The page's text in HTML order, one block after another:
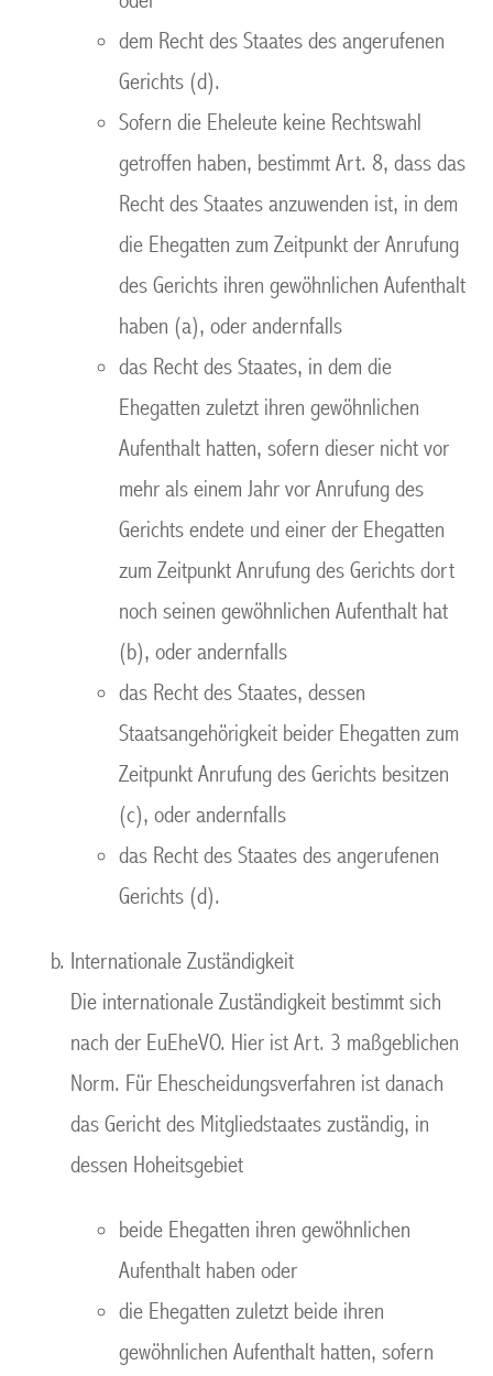
dem Recht des Staates des angerufenen
Gerichts (d).
Sofern die Eheleute keine Rechtswahl
getroffen haben, bestimmt Art. 8, dass das
Recht des Staates anzuwenden ist, in dem
die Ehegatten zum Zeitpunkt der Anrufung
des Gerichts ihren gewöhnlichen Aufenthalt
haben (a), oder andernfalls
das Recht des Staates, in dem die
Ehegatten zuletzt ihren gewöhnlichen
Aufenthalt hatten, sofern dieser nicht vor
mehr als einem Jahr vor Anrufung des
Gerichts endete und einer der Ehegatten
zum Zeitpunkt Anrufung des Gerichts dort
noch seinen gewöhnlichen Aufenthalt hat
(b), oder andernfalls
das Recht des Staates, dessen
Staatsangehörigkeit beider Ehegatten zum
Zeitpunkt Anrufung des Gerichts besitzen
(c), oder andernfalls
das Recht des Staates des angerufenen
Gerichts (d).
Internationale Zuständigkeit
Die internationale Zuständigkeit bestimmt sich
nach der EuEheVO. Hier ist Art. 3 maßgeblichen
Norm. Für Ehescheidungsverfahren ist danach
das Gericht des Mitgliedstaates zuständig, in
dessen Hoheitsgebiet
beide Ehegatten ihren gewöhnlichen
Aufenthalt haben oder
die Ehegatten zuletzt beide ihren
gewöhnlichen Aufenthalt hatten, sofern